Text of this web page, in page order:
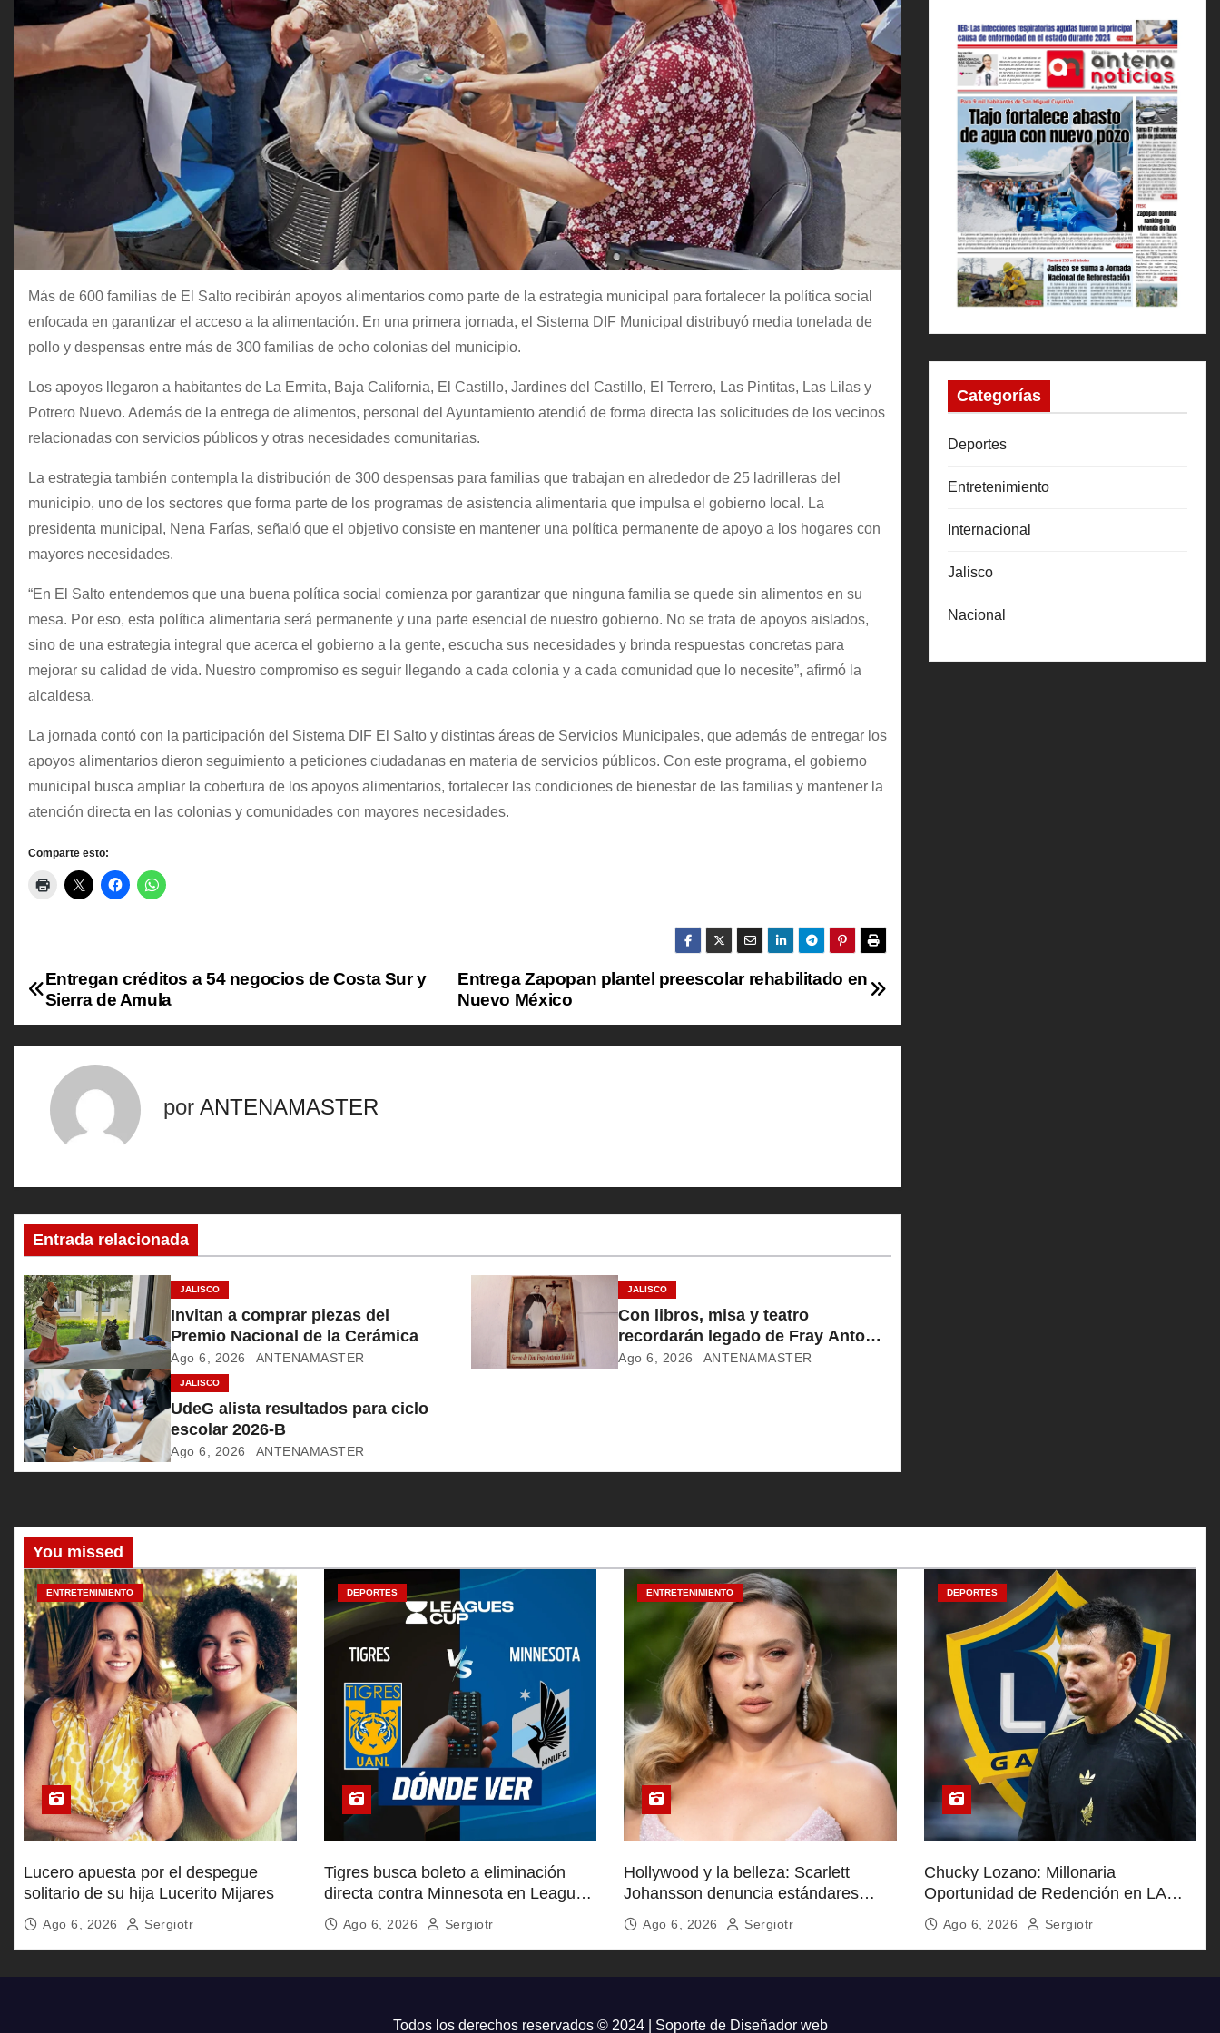
Más de 600 familias de El Salto recibirán apoyos alimentarios como parte de la estrategia municipal para fortalecer la política social
enfocada en garantizar el acceso a la alimentación. En una primera jornada, el Sistema DIF Municipal distribuyó media tonelada de
pollo y despensas entre más de 300 familias de ocho colonias del municipio.
Los apoyos llegaron a habitantes de La Ermita, Baja California, El Castillo, Jardines del Castillo, El Terrero, Las Pintitas, Las Lilas y
Potrero Nuevo. Además de la entrega de alimentos, personal del Ayuntamiento atendió de forma directa las solicitudes de los vecinos
relacionadas con servicios públicos y otras necesidades comunitarias.
La estrategia también contempla la distribución de 300 despensas para familias que trabajan en alrededor de 25 ladrilleras del
municipio, uno de los sectores que forma parte de los programas de asistencia alimentaria que impulsa el gobierno local. La
presidenta municipal, Nena Farías, señaló que el objetivo consiste en mantener una política permanente de apoyo a los hogares con
mayores necesidades.
“En El Salto entendemos que una buena política social comienza por garantizar que ninguna familia se quede sin alimentos en su
mesa. Por eso, esta política alimentaria será permanente y una parte esencial de nuestro gobierno. No se trata de apoyos aislados,
sino de una estrategia integral que acerca el gobierno a la gente, escucha sus necesidades y brinda respuestas concretas para
mejorar su calidad de vida. Nuestro compromiso es seguir llegando a cada colonia y a cada comunidad que lo necesite”, afirmó la
alcaldesa.
La jornada contó con la participación del Sistema DIF El Salto y distintas áreas de Servicios Municipales, que además de entregar los
apoyos alimentarios dieron seguimiento a peticiones ciudadanas en materia de servicios públicos. Con este programa, el gobierno
municipal busca ampliar la cobertura de los apoyos alimentarios, fortalecer las condiciones de bienestar de las familias y mantener la
atención directa en las colonias y comunidades con mayores necesidades.
Comparte esto:
N
a
c
i
ó
n
d
e
e
n
t
r
a
d
a
s
Entrega Zapopan plantel preescolar rehabilitado en
Nuevo México
Entregan créditos a 54 negocios de Costa Sur y
Sierra de Amula
por ANTENAMASTER
Entrada relacionada
JALISCO
Invitan a comprar piezas del
Premio Nacional de la Cerámica
Ago 6, 2026 ANTENAMASTER
JALISCO
Con libros, misa y teatro
recordarán legado de Fray Antonio
Alcalde
Ago 6, 2026 ANTENAMASTER
JALISCO
UdeG alista resultados para ciclo
escolar 2026-B
Ago 6, 2026 ANTENAMASTER
Categorías
Deportes
Entretenimiento
Internacional
Jalisco
Nacional
You missed
ENTRETENIMIENTO
Lucero apuesta por el despegue
solitario de su hija Lucerito Mijares
Ago 6, 2026 Sergiotr
DEPORTES
Tigres busca boleto a eliminación
directa contra Minnesota en Leagues
Cup
Ago 6, 2026 Sergiotr
ENTRETENIMIENTO
Hollywood y la belleza: Scarlett
Johansson denuncia estándares
inalcanzables
Ago 6, 2026 Sergiotr
DEPORTES
Chucky Lozano: Millonaria
Oportunidad de Redención en LA
Galaxy
Ago 6, 2026 Sergiotr
Todos los derechos reservados © 2024 | Soporte de Diseñador web